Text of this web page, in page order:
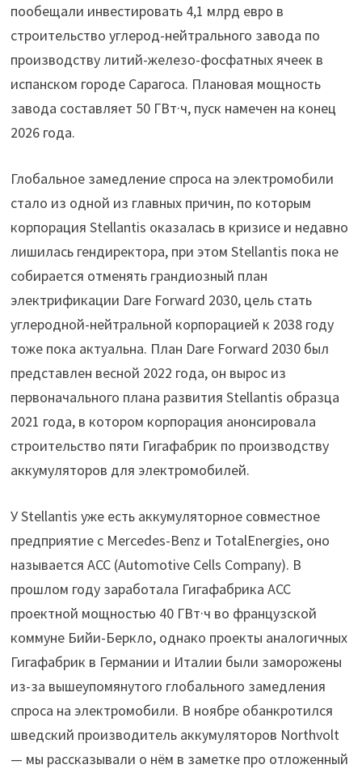
пообещали инвестировать 4,1 млрд евро в
строительство углерод-нейтрального завода по
производству литий-железо-фосфатных ячеек в
испанском городе Сарагоса. Плановая мощность
завода составляет 50 ГВт·ч, пуск намечен на конец
2026 года.
Глобальное замедление спроса на электромобили
стало из одной из главных причин, по которым
корпорация Stellantis оказалась в кризисе и недавно
лишилась гендиректора, при этом Stellantis пока не
собирается отменять грандиозный план
электрификации Dare Forward 2030, цель стать
углеродной-нейтральной корпорацией к 2038 году
тоже пока актуальна. План Dare Forward 2030 был
представлен весной 2022 года, он вырос из
первоначального плана развития Stellantis образца
2021 года, в котором корпорация анонсировала
строительство пяти Гигафабрик по производству
аккумуляторов для электромобилей.
У Stellantis уже есть аккумуляторное совместное
предприятие с Mercedes-Benz и TotalEnergies, оно
называется ACC (Automotive Cells Company). В
прошлом году заработала Гигафабрика ACC
проектной мощностью 40 ГВт·ч во французской
коммуне Бийи-Беркло, однако проекты аналогичных
Гигафабрик в Германии и Италии были заморожены
из-за вышеупомянутого глобального замедления
спроса на электромобили. В ноябре обанкротился
шведский производитель аккумуляторов Northvolt
— мы рассказывали о нём в заметке про отложенный